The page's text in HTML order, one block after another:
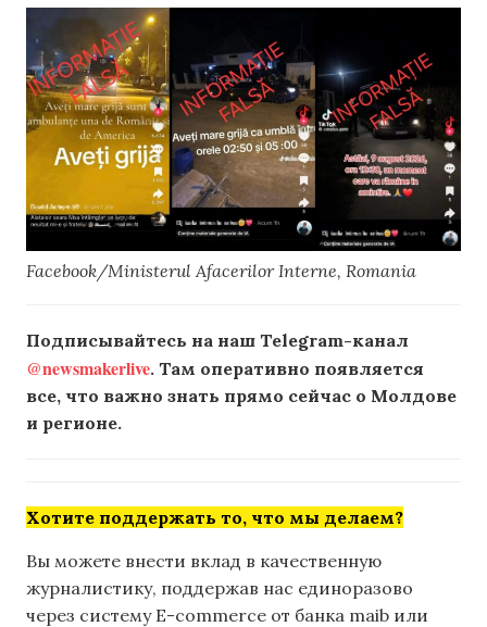
Facebook/Ministerul Afacerilor Interne, Romania
Подписывайтесь на наш Telegram-канал
@newsmakerlive. Там оперативно появляется
все, что важно знать прямо сейчас о Молдове
и регионе.
Хотите поддержать то, что мы делаем?
Вы можете внести вклад в качественную
журналистику, поддержав нас единоразово
через систему E-commerce от банка maib или